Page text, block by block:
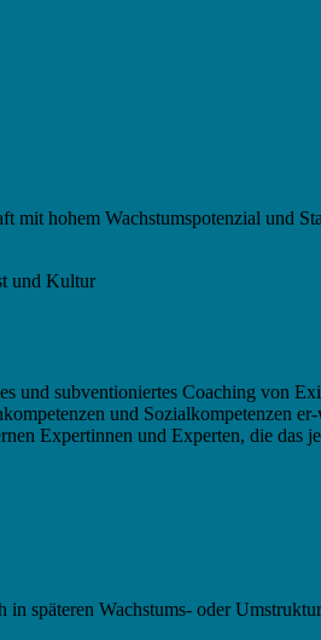
mit hohem Wachstumspotenzial und
und Kultur
und subventioniertes Coaching von
und Sozialkompetenzen
Expertinnen und Experten, die das
späteren Wachstums- oder